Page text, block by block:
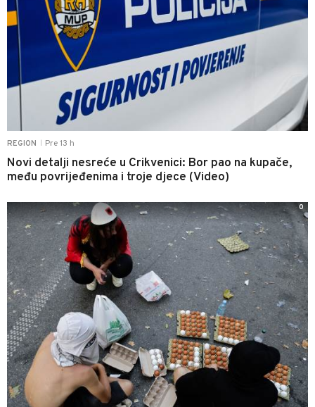
REGION Pre 13 h
Novi detalji nesreće u Crikvenici: Bor pao na kupače,
među povrijeđenima i troje djece (Video)
0